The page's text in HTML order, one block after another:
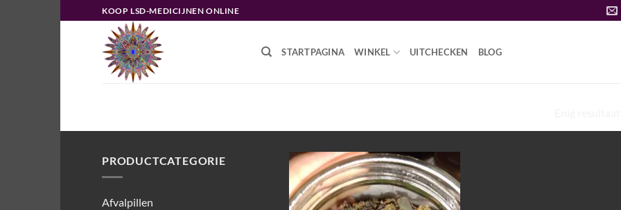
naar
KOOP LSD-MEDICIJNEN ONLINE
STARTPAGINA WINKEL UITCHECKEN BLOG
PRODUCTCATEGORIE
Afvalpillen
Add to
wishlist